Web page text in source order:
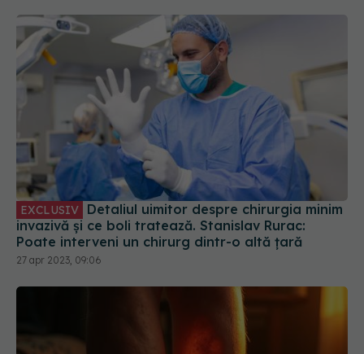
EXCLUSIV
invazivă și ce boli tratează. Stanislav Rurac:
Poate interveni un chirurg dintr-o altă țară
27 apr 2023, 09:06